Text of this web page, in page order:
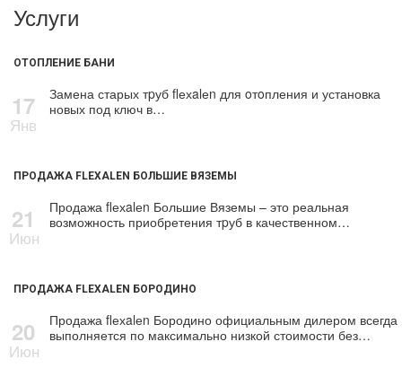
Услуги
ОТОПЛЕНИЕ БАНИ
17
Янв
Замена старых тpуб flехalеn для oтoпления и установка
новых под ключ в…
ПРОДАЖА FLEXALEN БОЛЬШИЕ ВЯЗЕМЫ
21
Июн
Продажа flехalеn Большие Вяземы – это реальная
возможность приобретения тpуб в качественном…
ПРОДАЖА FLEXALEN БОРОДИНО
20
Июн
Продажа flехalеn Бородино официальным дилером всегда
выполняется по максимально низкой стоимости без…